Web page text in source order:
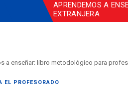
APRENDEMOS A
EXTRANJERA
a enseñar: libro metodológico para
EL PROFESORADO